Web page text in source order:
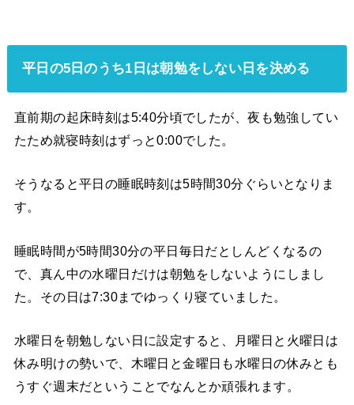
平日の5日のうち1日は朝勉をしない日を決める
直前期の起床時刻は5:40分頃でしたが、夜も勉強してい
たため就寝時刻はずっと0:00でした。
そうなると平日の睡眠時刻は5時間30分ぐらいとなりま
す。
睡眠時間が5時間30分の平日毎日だとしんどくなるの
で、真ん中の水曜日だけは朝勉をしないようにしまし
た。その日は7:30までゆっくり寝ていました。
水曜日を朝勉しない日に設定すると、月曜日と火曜日は
休み明けの勢いで、木曜日と金曜日も水曜日の休みとも
うすぐ週末だということでなんとか頑張れます。